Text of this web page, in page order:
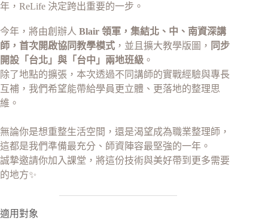
年，ReLife 決定跨出重要的一步。
今年，將由創辦人 Blair 領軍，集結北、中、南資深講
師，首次開啟協同教學模式 ，並且擴大教學版圖， 同步
開設「台北」與「台中」兩地班級 。
除了地點的擴張，本次透過不同講師的實戰經驗與專長
互補，我們希望能帶給學員更立體、更落地的整理思
維。
無論你是想重整生活空間，還是渴望成為職業整理師，
這都是我們準備最充分、師資陣容最堅強的一年。
誠摯邀請你加入課堂，將這份技術與美好帶到更多需要
的地方✨
適用對象